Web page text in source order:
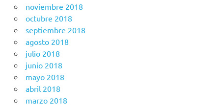
noviembre 2018
octubre 2018
septiembre 2018
agosto 2018
julio 2018
junio 2018
mayo 2018
abril 2018
marzo 2018